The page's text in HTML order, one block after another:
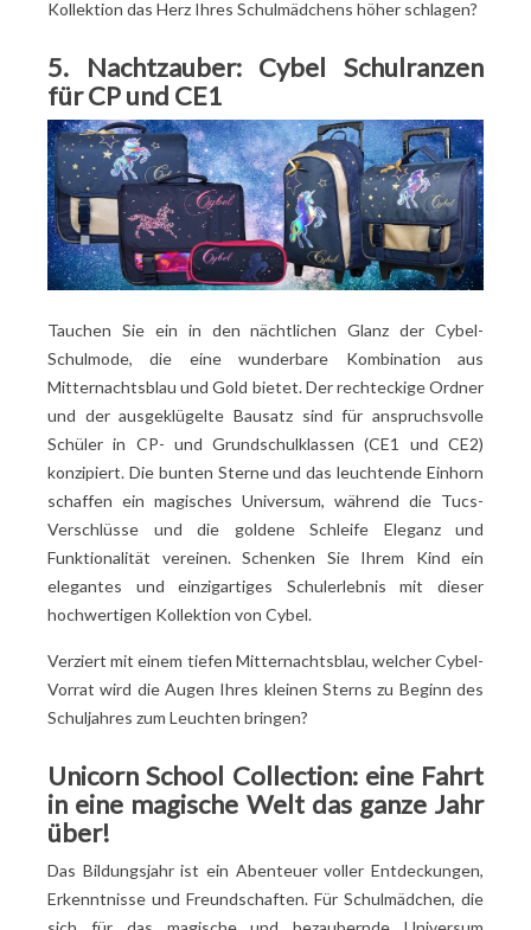
Kollektion das Herz Ihres Schulmädchens höher schlagen?
5. Nachtzauber: Cybel Schulranzen
für CP und CE1
Tauchen Sie ein in den nächtlichen Glanz der Cybel-
Schulmode, die eine wunderbare Kombination aus
Mitternachtsblau und Gold bietet. Der rechteckige Ordner
und der ausgeklügelte Bausatz sind für anspruchsvolle
Schüler in CP- und Grundschulklassen (CE1 und CE2)
konzipiert. Die bunten Sterne und das leuchtende Einhorn
schaffen ein magisches Universum, während die Tucs-
Verschlüsse und die goldene Schleife Eleganz und
Funktionalität vereinen. Schenken Sie Ihrem Kind ein
elegantes und einzigartiges Schulerlebnis mit dieser
hochwertigen Kollektion von Cybel.
Verziert mit einem tiefen Mitternachtsblau, welcher Cybel-
Vorrat wird die Augen Ihres kleinen Sterns zu Beginn des
Schuljahres zum Leuchten bringen?
Unicorn School Collection: eine Fahrt
in eine magische Welt das ganze Jahr
über!
Das Bildungsjahr ist ein Abenteuer voller Entdeckungen,
Erkenntnisse und Freundschaften. Für Schulmädchen, die